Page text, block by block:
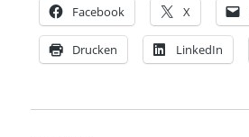
Facebook X
Drucken LinkedIn